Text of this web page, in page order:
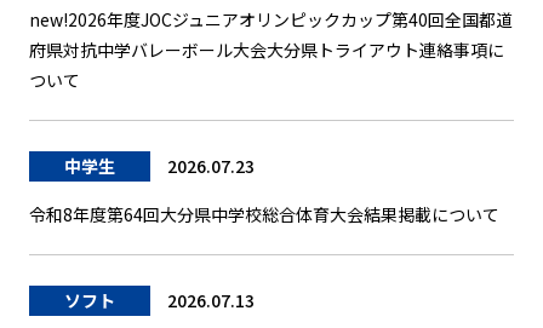
new!2026年度JOCジュニアオリンピックカップ第40回全国都道
府県対抗中学バレーボール大会大分県トライアウト連絡事項に
ついて
中学生 2026.07.23
令和8年度第64回大分県中学校総合体育大会結果掲載について
ソフト 2026.07.13